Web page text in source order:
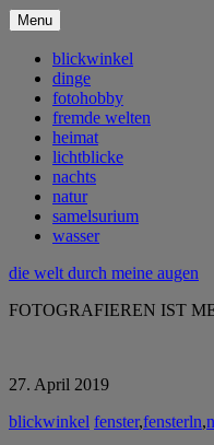
Menu
blickwinkel
dinge
fotohobby
fremde welten
heimat
lichtblicke
nachts
natur
samelsurium
wasser
die welt durch meine augen
FOTOGRAFIEREN IST
27. April 2019
blickwinkel fenster,fensterln,